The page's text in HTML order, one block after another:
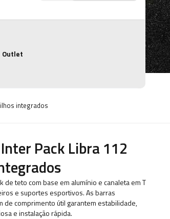
Outlet
integrados
Pack Libra 112
de teto com base em alumínio e canaleta em T
e suportes esportivos. As barras
de comprimento útil garantem estabilidade,
e instalação rápida.